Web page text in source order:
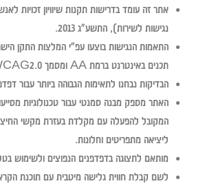
אתר זה עומד בדרישות תקנות שיוויון זכויות
נגישות לשירות), התשע"ג 2013.
תכנים באינטרנט ברמת AA ומסמך WCAG2.0 הבינלאומי.
הבדיקות נבחנו לתאימות הגבוהה ביותר עבור
האתר מספק מבנה סמנטי עבור טכנולוגיות
ליציאה מתפריטים וחלונות.
מותאם לתצוגה בדפדפנים הנפוצים ולשימוש
לשם קבלת חווית גלישה מיטבית עם תוכנת